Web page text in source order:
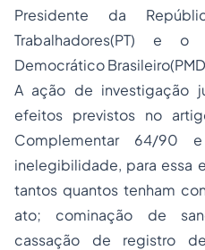
Presidente da
Trabalhadores(PT) e
Democrático
A ação de investigação
efeitos previstos no
Complementar 64/90
inelegibilidade, para essa
tantos quantos tenham
ato; cominação de
cassação de registro